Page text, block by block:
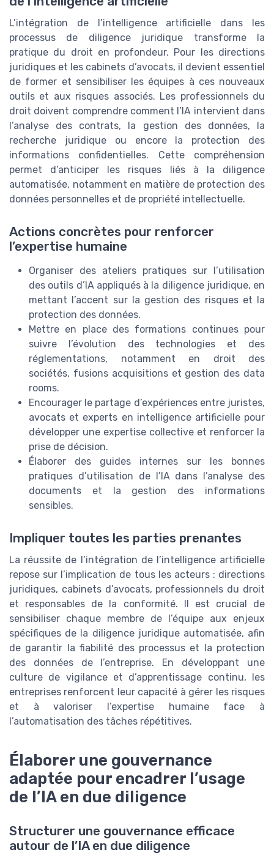
L’intégration de l’intelligence artificielle dans les
processus de diligence juridique transforme la
pratique du droit en profondeur. Pour les directions
juridiques et les cabinets d’avocats, il devient essentiel
de former et sensibiliser les équipes à ces nouveaux
outils et aux risques associés. Les professionnels du
droit doivent comprendre comment l’IA intervient dans
l’analyse des contrats, la gestion des données, la
recherche juridique ou encore la protection des
informations confidentielles. Cette compréhension
permet d’anticiper les risques liés à la diligence
automatisée, notamment en matière de protection des
données personnelles et de propriété intellectuelle.
Actions concrètes pour renforcer
l’expertise humaine
Organiser des ateliers pratiques sur l’utilisation
des outils d’IA appliqués à la diligence juridique, en
mettant l’accent sur la gestion des risques et la
protection des données.
Mettre en place des formations continues pour
suivre l’évolution des technologies et des
réglementations, notamment en droit des
sociétés, fusions acquisitions et gestion des data
rooms.
Encourager le partage d’expériences entre juristes,
avocats et experts en intelligence artificielle pour
développer une expertise collective et renforcer la
prise de décision.
Élaborer des guides internes sur les bonnes
pratiques d’utilisation de l’IA dans l’analyse des
documents et la gestion des informations
sensibles.
Impliquer toutes les parties prenantes
La réussite de l’intégration de l’intelligence artificielle
repose sur l’implication de tous les acteurs : directions
juridiques, cabinets d’avocats, professionnels du droit
et responsables de la conformité. Il est crucial de
sensibiliser chaque membre de l’équipe aux enjeux
spécifiques de la diligence juridique automatisée, afin
de garantir la fiabilité des processus et la protection
des données de l’entreprise. En développant une
culture de vigilance et d’apprentissage continu, les
entreprises renforcent leur capacité à gérer les risques
et à valoriser l’expertise humaine face à
l’automatisation des tâches répétitives.
Élaborer une gouvernance
adaptée pour encadrer l’usage
de l’IA en due diligence
Structurer une gouvernance efficace
autour de l’IA en due diligence